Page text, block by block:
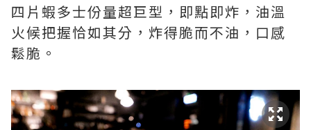
四片蝦多士份量超巨型，即點即炸，油溫
火候把握恰如其分，炸得脆而不油，口感
鬆脆。